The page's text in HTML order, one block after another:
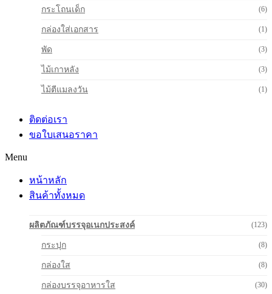
กระโถนเด็ก (6)
กล่องใส่เอกสาร (1)
พัด (3)
ไม้เกาหลัง (3)
ไม้ตีแมลงวัน (1)
ติดต่อเรา
ขอใบเสนอราคา
Menu
หน้าหลัก
สินค้าทั้งหมด
ผลิตภัณฑ์บรรจุอเนกประสงค์ (123)
กระปุก (8)
กล่องใส (8)
กล่องบรรจุอาหารใส (30)